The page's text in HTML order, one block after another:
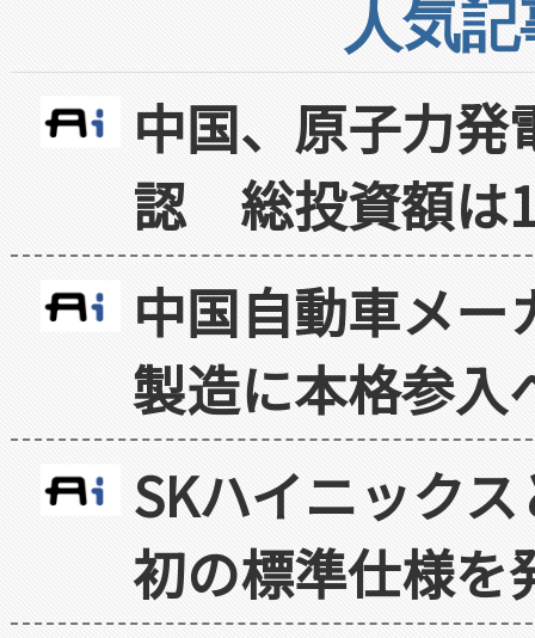
人気
中国、原子力
認 総投資額は
中国自動車メ
製造に本格参入
SKハイニック
初の標準仕様を